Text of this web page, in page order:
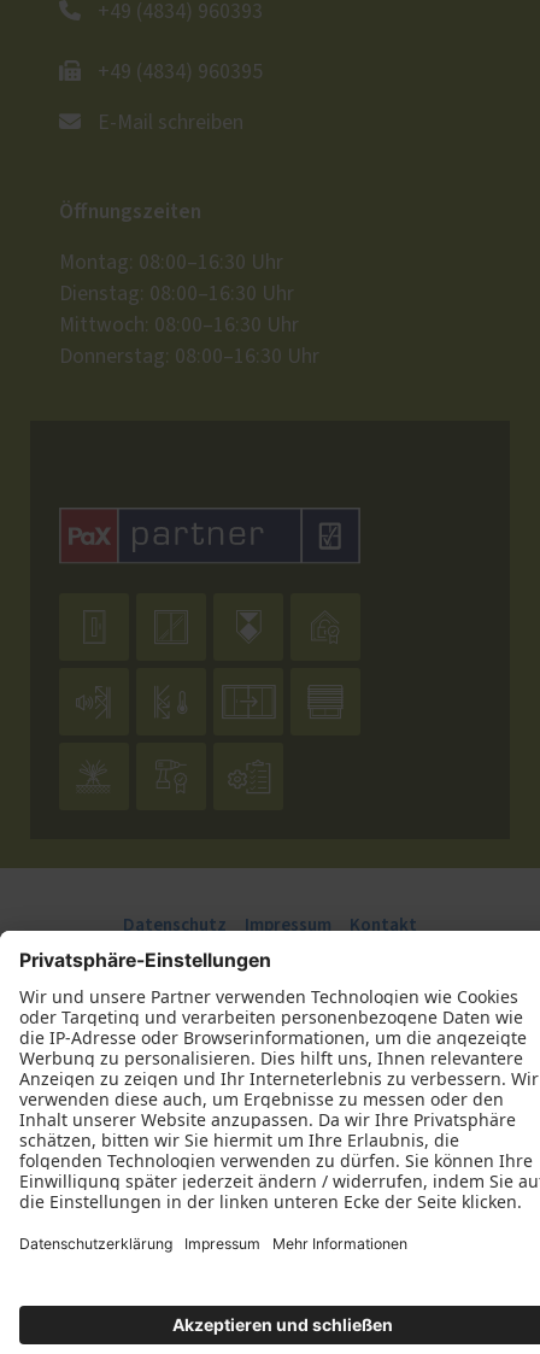
+49 (4834) 960393
+49 (4834) 960395
E-Mail schreiben
Öffnungszeiten
Montag: 08:00–16:30 Uhr
Dienstag: 08:00–16:30 Uhr
Mittwoch: 08:00–16:30 Uhr
Donnerstag: 08:00–16:30 Uhr
  
   
  
Datenschutz Impressum
Kontakt
Tischlerei Endrulat GmbH & Co. KG © 2026